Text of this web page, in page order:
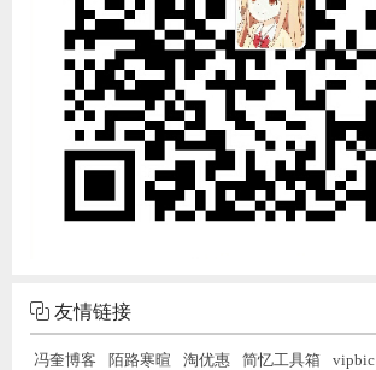
友情链接
冯奎博客 陌路寒暄 淘优惠 简忆工具箱 vipbic